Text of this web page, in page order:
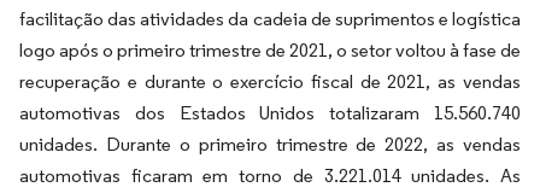
facilitação das atividades da cadeia de suprimentos e logística
logo após o primeiro trimestre de 2021, o setor voltou à fase de
recuperação e durante o exercício fiscal de 2021, as vendas
automotivas dos Estados Unidos totalizaram 15.560.740
unidades. Durante o primeiro trimestre de 2022, as vendas
automotivas ficaram em torno de 3.221.014 unidades. As